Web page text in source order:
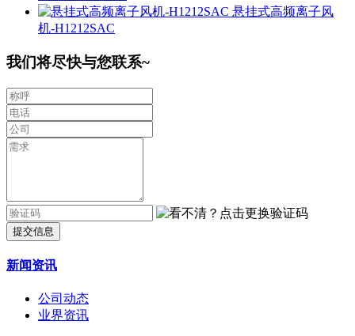
悬挂式高频离子风
机-H1212SAC
我们将尽快与您联系~
提交信息
新闻资讯
公司动态
业界资讯